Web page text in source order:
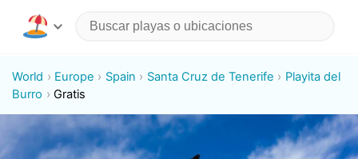
World Europe Spain Santa Cruz de Tenerife
Playita del
Burro
Gratis